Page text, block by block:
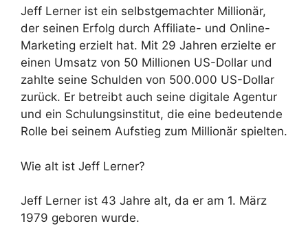
Jeff Lerner ist ein selbstgemachter Millionär,
der seinen Erfolg durch Affiliate- und Online-
Marketing erzielt hat. Mit 29 Jahren erzielte er
einen Umsatz von 50 Millionen US-Dollar und
zahlte seine Schulden von 500.000 US-Dollar
zurück. Er betreibt auch seine digitale Agentur
und ein Schulungsinstitut, die eine bedeutende
Rolle bei seinem Aufstieg zum Millionär spielten.
Wie alt ist Jeff Lerner?
Jeff Lerner ist 43 Jahre alt, da er am 1. März
1979 geboren wurde.